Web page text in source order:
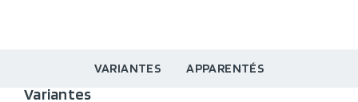
VARIANTES APPARENTÉS
Variantes